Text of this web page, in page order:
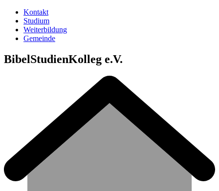
Kontakt
Studium
Weiterbildung
Gemeinde
BibelStudienKolleg e.V.